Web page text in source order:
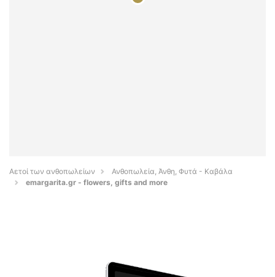
Αετοί των ανθοπωλείων
Ανθοπωλεία, Άνθη, Φυτά - Καβάλα
emargarita.gr - flowers, gifts and more